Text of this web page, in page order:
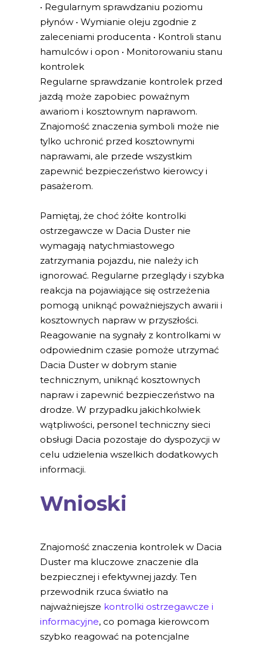
• Regularnym sprawdzaniu poziomu
płynów • Wymianie oleju zgodnie z
zaleceniami producenta • Kontroli stanu
hamulców i opon • Monitorowaniu stanu
kontrolek
Regularne sprawdzanie kontrolek przed
jazdą może zapobiec poważnym
awariom i kosztownym naprawom.
Znajomość znaczenia symboli może nie
tylko uchronić przed kosztownymi
naprawami, ale przede wszystkim
zapewnić bezpieczeństwo kierowcy i
pasażerom.
Pamiętaj, że choć żółte kontrolki
ostrzegawcze w Dacia Duster nie
wymagają natychmiastowego
zatrzymania pojazdu, nie należy ich
ignorować. Regularne przeglądy i szybka
reakcja na pojawiające się ostrzeżenia
pomogą uniknąć poważniejszych awarii i
kosztownych napraw w przyszłości.
Reagowanie na sygnały z kontrolkami w
odpowiednim czasie pomoże utrzymać
Dacia Duster w dobrym stanie
technicznym, uniknąć kosztownych
napraw i zapewnić bezpieczeństwo na
drodze. W przypadku jakichkolwiek
wątpliwości, personel techniczny sieci
obsługi Dacia pozostaje do dyspozycji w
celu udzielenia wszelkich dodatkowych
informacji.
Wnioski
Znajomość znaczenia kontrolek w Dacia
Duster ma kluczowe znaczenie dla
bezpiecznej i efektywnej jazdy. Ten
przewodnik rzuca światło na
najważniejsze kontrolki ostrzegawcze i
informacyjne, co pomaga kierowcom
szybko reagować na potencjalne